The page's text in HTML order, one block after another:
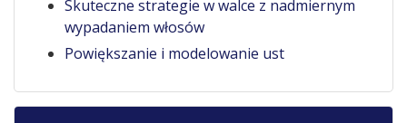
Skuteczne strategie w walce z nadmiernym
wypadaniem włosów
Powiększanie i modelowanie ust